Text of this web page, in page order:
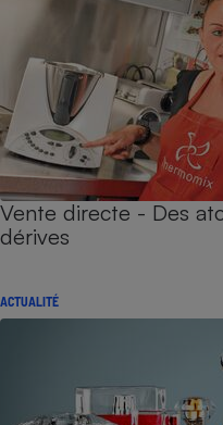
Vente directe - Des
dérives
ACTUALITÉ